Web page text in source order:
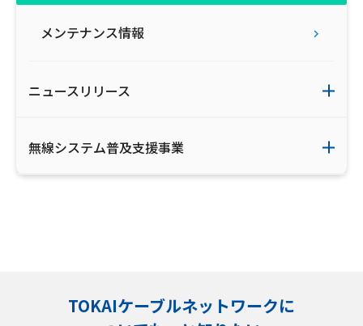
メンテナンス情報
ニュースリリース
無線システム普及支援事業
TOKAIケーブルネットワークに